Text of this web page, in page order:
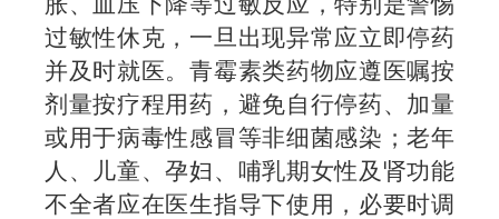
过敏性休克，一旦出现异常应立即停药
并及时就医。青霉素类药物应遵医嘱按
剂量按疗程用药，避免自行停药、加量
或用于病毒性感冒等非细菌感染；老年
人、儿童、孕妇、哺乳期女性及肾功能
不全者应在医生指导下使用，必要时调